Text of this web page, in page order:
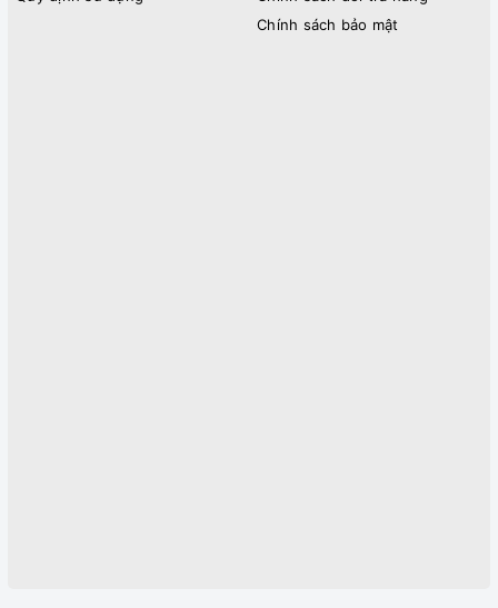
Chính sách bảo mật